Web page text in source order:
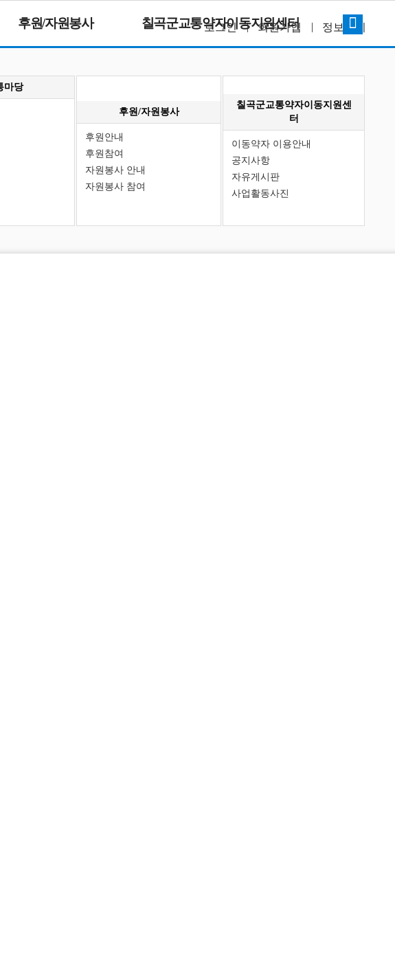
로그인 회원가입 정보찾기
후원/자원봉사 칠곡군교통약자이동지원센터
마당
후원/자원봉사
후원안내
후원참여
자원봉사 안내
자원봉사 참여
칠곡군교통약자이동지원센
터
이동약자 이용안내
공지사항
자유게시판
사업활동사진